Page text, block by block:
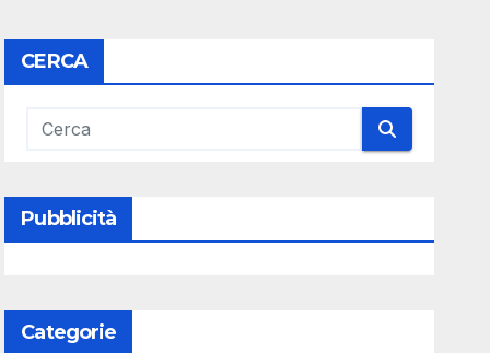
CERCA
Pubblicità
Categorie